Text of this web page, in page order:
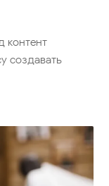
создавать